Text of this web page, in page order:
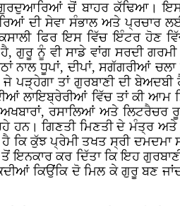
ਗੁਰਦੁਆਰਿਆਂ ਚੋਂ ਬਾਹਰ ਕੱਢਿਆ।
ਸੇਵਾ ਸੰਭਾਲ ਅਤੇ ਪ੍ਰਚਾਰ
ਫਿਰ ਇਸ ਵਿੱਚ ਇੰਟਰ ਹੋਣ
ਹੈ, ਗੁਰੂ ਨੂੰ ਵੀ ਸਾਡੇ ਵਾਂਗ ਸਰਦੀ
ਨਾਲ ਧੂਪਾਂ, ਦੀਪਾਂ, ਸਗੱਗਰੀਆਂ
ਪੜ੍ਹੇਗਾ ਤਾਂ ਗੁਰਬਾਣੀ ਦੀ
ਵਿੱਚ ਤਾਂ ਕੀ ਆਮ
ਰਸਾਲਿਆਂ ਅਤੇ ਲਿਟਰੈਚਰ
ਹਨ। ਗਿਣਤੀ ਮਿਣਤੀ ਦੇ ਮੰਤ੍ਰ ਅਤੇ
ਕਿ ਕੁੱਝ ਪ੍ਰੇਮੀ ਤਖਤ ਸ੍ਰੀ ਦਮਦਮਾ
ਕਰ ਦਿੱਤਾ ਕਿ ਇਹ
ਕਿਉਂਕਿ ਦੋ ਮਿਲ ਕੇ ਗੁਰੂ ਬਣ